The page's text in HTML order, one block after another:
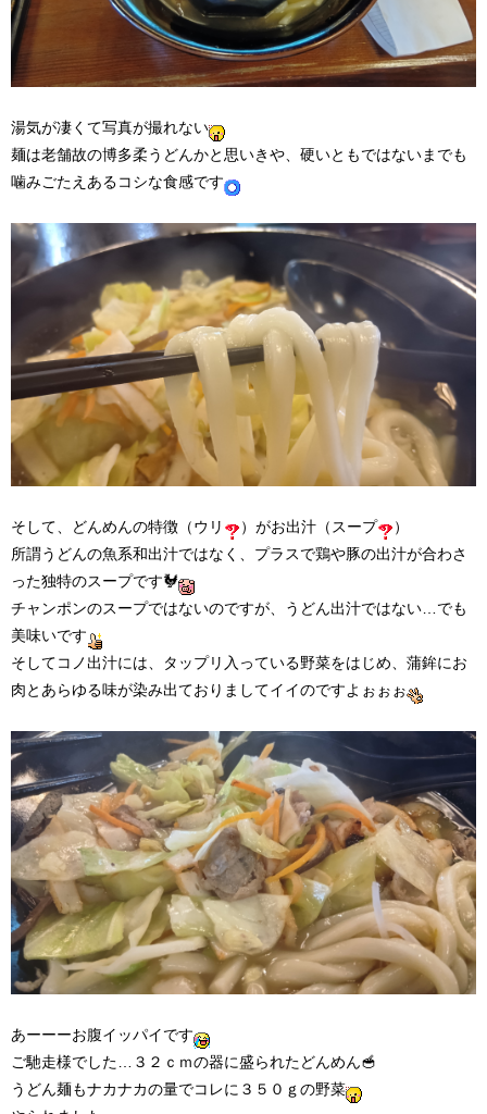
湯気が凄くて写真が撮れない
麺は老舗故の博多柔うどんかと思いきや、硬いともではないまでも
噛みごたえあるコシな食感です
そして、どんめんの特徴（ウリ ）がお出汁（スープ
）
所謂うどんの魚系和出汁ではなく、プラスで鶏や豚の出汁が合わさ
った独特のスープです🐓
チャンポンのスープではないのですが、うどん出汁ではない…でも
美味いです
そしてコノ出汁には、タップリ入っている野菜をはじめ、蒲鉾にお
肉とあらゆる味が染み出ておりましてイイのですよぉぉぉ
あーーーお腹イッパイです
ご馳走様でした…３２ｃｍの器に盛られたどんめん🥣
うどん麺もナカナカの量でコレに３５０ｇの野菜